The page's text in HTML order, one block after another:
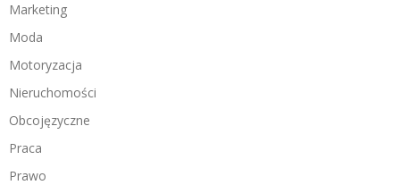
Marketing
Moda
Motoryzacja
Nieruchomości
Obcojęzyczne
Praca
Prawo